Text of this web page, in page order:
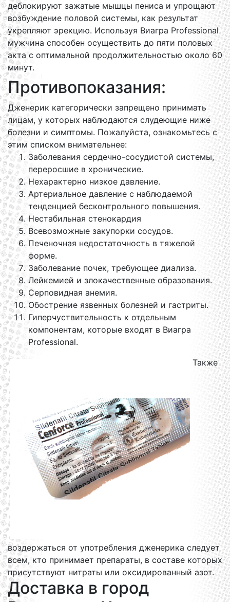
деблокируют зажатые мышцы пениса и упрощают
возбуждение половой системы, как результат
укрепляют эрекцию. Используя Виагра Professional
мужчина способен осуществить до пяти половых
акта с оптимальной продолжительностью около 60
минут.
Противопоказания:
Дженерик категорически запрещено принимать
лицам, у которых наблюдаются слудеющие ниже
болезни и симптомы. Пожалуйста, ознакомьтесь с
этим списком внимательнее:
Заболевания сердечно-сосудистой системы,
переросшие в хронические.
Нехарактерно низкое давление.
Артериальное давление с наблюдаемой
тенденцией бесконтрольного повышения.
Нестабильная стенокардия
Всевозможные закупорки сосудов.
Печеночная недостаточность в тяжелой
форме.
Заболевание почек, требующее диализа.
Лейкемией и злокачественные образования.
Серповидная анемия.
Обострение язвенных болезней и гастриты.
Гиперчуствительность к отдельным
компонентам, которые входят в Виагра
Professional.
Также
воздержаться от употребления дженерика следует
всем, кто принимает препараты, в составе которых
присутствуют нитраты или оксидированный азот.
Доставка в город